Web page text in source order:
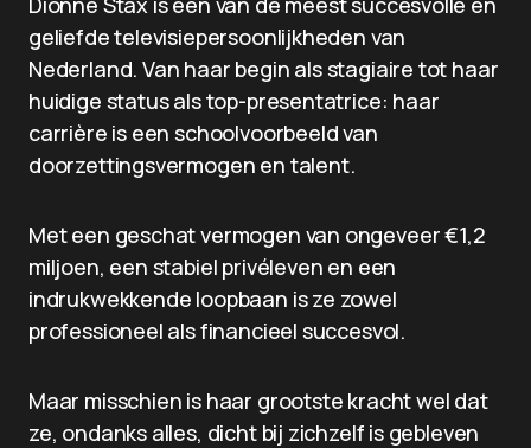
geliefde televisiepersoonlijkheden van
Nederland. Van haar begin als stagiaire tot haar
huidige status als top-presentatrice: haar
carrière is een schoolvoorbeeld van
doorzettingsvermogen en talent.
Met een geschat vermogen van ongeveer €1,2
miljoen, een stabiel privéleven en een
indrukwekkende loopbaan is ze zowel
professioneel als financieel succesvol.
Maar misschien is haar grootste kracht wel dat
ze, ondanks alles, dicht bij zichzelf is gebleven